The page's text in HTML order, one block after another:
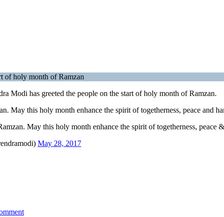
of holy month of Ramzan
Modi has greeted the people on the start of holy month of Ramzan.
May this holy month enhance the spirit of togetherness, peace and
May this holy month enhance the spirit of togetherness, peace
May 28, 2017